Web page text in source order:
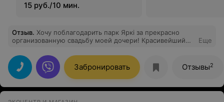
15 руб./10 мин.
Отзыв. Хочу поблагодарить парк Яркі за прекрасно
организованную свадьбу моей дочери! Красивейший
понравилось всем гостям. Уровень обслуживания
персонала на высоте! Молодоженам был в подарок
предоставлен номер в этом отеле, огромный плюс и
бонус! Рекомендую всем парк Яркі, это будет
незабываемый праздник, как был у нас! Также
Еще
Забронировать Отзывы2